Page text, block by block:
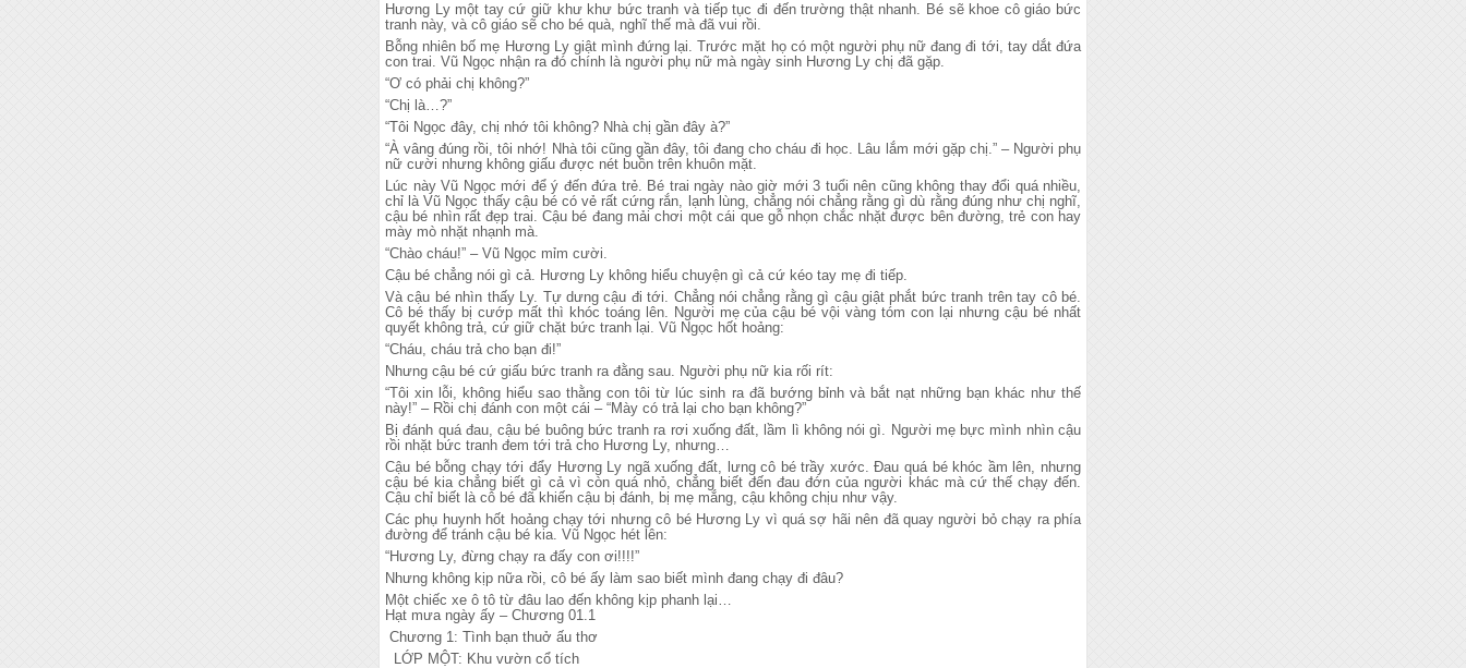
Hương Ly một tay cứ giữ khư khư bức tranh và tiếp tục đi đến trường thật nhanh. Bé sẽ khoe cô giáo bức
tranh này, và cô giáo sẽ cho bé quà, nghĩ thế mà đã vui rồi.
Bỗng nhiên bố mẹ Hương Ly giật mình đứng lại. Trước mặt họ có một người phụ nữ đang đi tới, tay dắt đứa
con trai. Vũ Ngọc nhận ra đó chính là người phụ nữ mà ngày sinh Hương Ly chị đã gặp.
“Ơ có phải chị không?”
“Chị là…?”
“Tôi Ngọc đây, chị nhớ tôi không? Nhà chị gần đây à?”
“À vâng đúng rồi, tôi nhớ! Nhà tôi cũng gần đây, tôi đang cho cháu đi học. Lâu lắm mới gặp chị.” – Người phụ
nữ cười nhưng không giấu được nét buồn trên khuôn mặt.
Lúc này Vũ Ngọc mới để ý đến đứa trẻ. Bé trai ngày nào giờ mới 3 tuổi nên cũng không thay đổi quá nhiều,
chỉ là Vũ Ngọc thấy cậu bé có vẻ rất cứng rắn, lạnh lùng, chẳng nói chẳng rằng gì dù rằng đúng như chị nghĩ,
cậu bé nhìn rất đẹp trai. Cậu bé đang mải chơi một cái que gỗ nhọn chắc nhặt được bên đường, trẻ con hay
mày mò nhặt nhạnh mà.
“Chào cháu!” – Vũ Ngọc mỉm cười.
Cậu bé chẳng nói gì cả. Hương Ly không hiểu chuyện gì cả cứ kéo tay mẹ đi tiếp.
Và cậu bé nhìn thấy Ly. Tự dưng cậu đi tới. Chẳng nói chẳng rằng gì cậu giật phắt bức tranh trên tay cô bé.
Cô bé thấy bị cướp mất thì khóc toáng lên. Người mẹ của cậu bé vội vàng tóm con lại nhưng cậu bé nhất
quyết không trả, cứ giữ chặt bức tranh lại. Vũ Ngọc hốt hoảng:
“Cháu, cháu trả cho bạn đi!”
Nhưng cậu bé cứ giấu bức tranh ra đằng sau. Người phụ nữ kia rối rít:
“Tôi xin lỗi, không hiểu sao thằng con tôi từ lúc sinh ra đã bướng bỉnh và bắt nạt những bạn khác như thế
này!” – Rồi chị đánh con một cái – “Mày có trả lại cho bạn không?”
Bị đánh quá đau, cậu bé buông bức tranh ra rơi xuống đất, lầm lì không nói gì. Người mẹ bực mình nhìn cậu
rồi nhặt bức tranh đem tới trả cho Hương Ly, nhưng…
Cậu bé bỗng chạy tới đẩy Hương Ly ngã xuống đất, lưng cô bé trầy xước. Đau quá bé khóc ầm lên, nhưng
cậu bé kia chẳng biết gì cả vì còn quá nhỏ, chẳng biết đến đau đớn của người khác mà cứ thế chạy đến.
Cậu chỉ biết là cô bé đã khiến cậu bị đánh, bị mẹ mắng, cậu không chịu như vậy.
Các phụ huynh hốt hoảng chạy tới nhưng cô bé Hương Ly vì quá sợ hãi nên đã quay người bỏ chạy ra phía
đường để tránh cậu bé kia. Vũ Ngọc hét lên:
“Hương Ly, đừng chạy ra đấy con ơi!!!!”
Nhưng không kịp nữa rồi, cô bé ấy làm sao biết mình đang chạy đi đâu?
Một chiếc xe ô tô từ đâu lao đến không kịp phanh lại…
Hạt mưa ngày ấy – Chương 01.1
Chương 1: Tình bạn thuở ấu thơ
LỚP MỘT: Khu vườn cổ tích